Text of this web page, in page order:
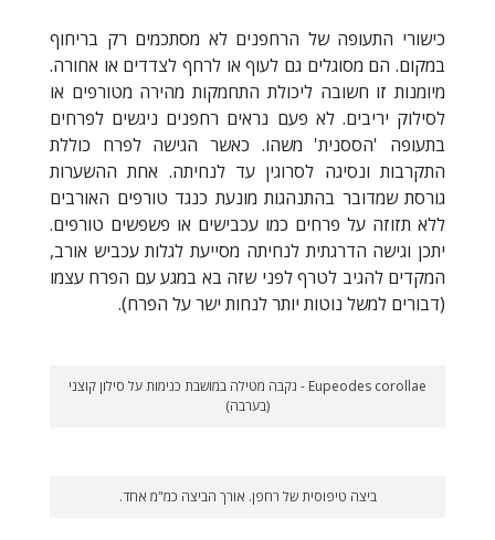
כישורי התעופה של הרחפנים לא מסתכמים רק בריחוף
במקום. הם מסוגלים גם לעוף או לרחף לצדדים או אחורה.
מיומנות זו חשובה ליכולת התחמקות מהירה מטורפים או
לסילוק יריבים. לא פעם נראים רחפנים ניגשים לפרחים
בתעופה 'הססנית' משהו. כאשר הגישה לפרח כוללת
התקרבות ונסיגה לסרוגין עד לנחיתה. אחת ההשערות
גורסת שמדובר בהתנהגות מונעת כנגד טורפים האורבים
ללא תזוזה על פרחים כמו עכבישים או פשפשים טורפים.
יתכן וגישה הדרגתית לנחיתה מסייעת לגלות עכביש אורב,
המקדים להגיב לטרף לפני שזה בא במגע עם הפרח עצמו
(דבורים למשל נוטות יותר לנחות ישר על הפרח).
Eupeodes corollae - נקבה מטילה במושבת כנימות על סילון קוצני
(בערבה)
ביצה טיפוסית של רחפן. אורך הביצה כמ"מ אחד.